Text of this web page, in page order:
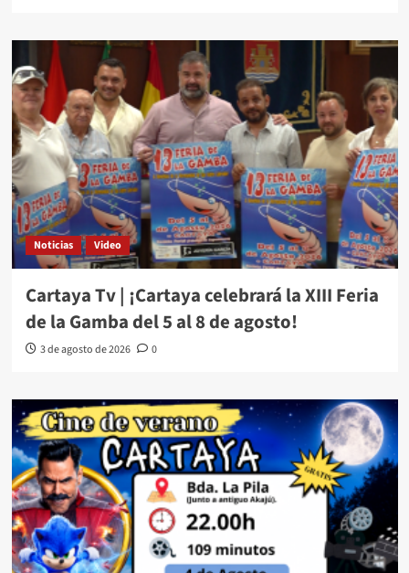
Noticias Video
Cartaya Tv | ¡Cartaya celebrará la XIII Feria
de la Gamba del 5 al 8 de agosto!
3 de agosto de 2026 0